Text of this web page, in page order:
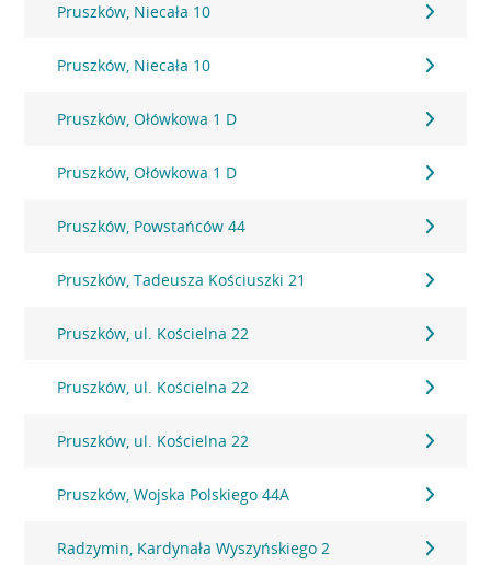
Pruszków, Niecała 10
Pruszków, Niecała 10
Pruszków, Ołówkowa 1 D
Pruszków, Ołówkowa 1 D
Pruszków, Powstańców 44
Pruszków, Tadeusza Kościuszki 21
Pruszków, ul. Kościelna 22
Pruszków, ul. Kościelna 22
Pruszków, ul. Kościelna 22
Pruszków, Wojska Polskiego 44A
Radzymin, Kardynała Wyszyńskiego 2